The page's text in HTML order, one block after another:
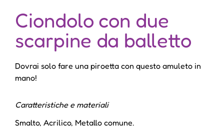
Ciondolo con due
scarpine da balletto
Dovrai solo fare una piroetta con questo amuleto in
mano!
Caratteristiche e materiali
Smalto, Acrilico, Metallo comune.